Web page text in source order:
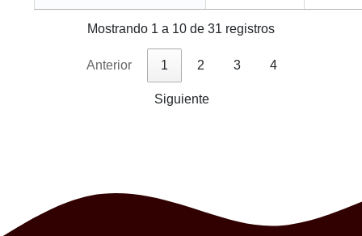
Mostrando 1 a 10 de 31 registros
Anterior 1 2 3 4
Siguiente